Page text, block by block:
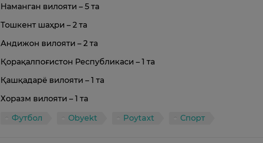
Наманган вилояти – 5 та
Тошкент шаҳри – 2 та
Андижон вилояти – 2 та
Қорақалпоғистон Республикаси – 1 та
Қашқадарё вилояти – 1 та
Хоразм вилояти – 1 та
Футбол Obyekt Poytaxt Спорт